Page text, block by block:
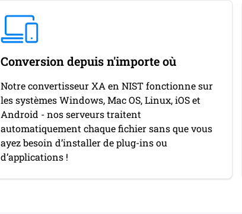
Conversion depuis n'importe où
Notre convertisseur XA en NIST fonctionne sur
les systèmes Windows, Mac OS, Linux, iOS et
Android - nos serveurs traitent
automatiquement chaque fichier sans que vous
ayez besoin d’installer de plug-ins ou
d’applications !